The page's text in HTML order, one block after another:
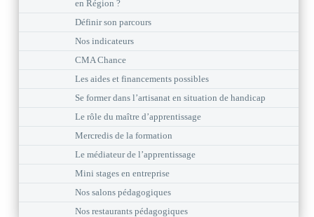
en Région ?
Définir son parcours
Nos indicateurs
CMA Chance
Les aides et financements possibles
Se former dans l’artisanat en situation de handicap
Le rôle du maître d’apprentissage
Mercredis de la formation
Le médiateur de l’apprentissage
Mini stages en entreprise
Nos salons pédagogiques
Nos restaurants pédagogiques